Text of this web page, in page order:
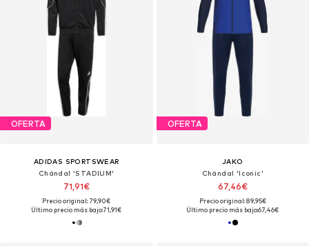
OFERTA
ADIDAS SPORTSWEAR
Chándal 'STADIUM'
71,91€
Precio original: 79,90€
Último precio más bajo:71,91€
OFERTA
JAKO
Chándal 'Iconic'
67,46€
Precio original: 89,95€
Último precio más bajo:67,46€